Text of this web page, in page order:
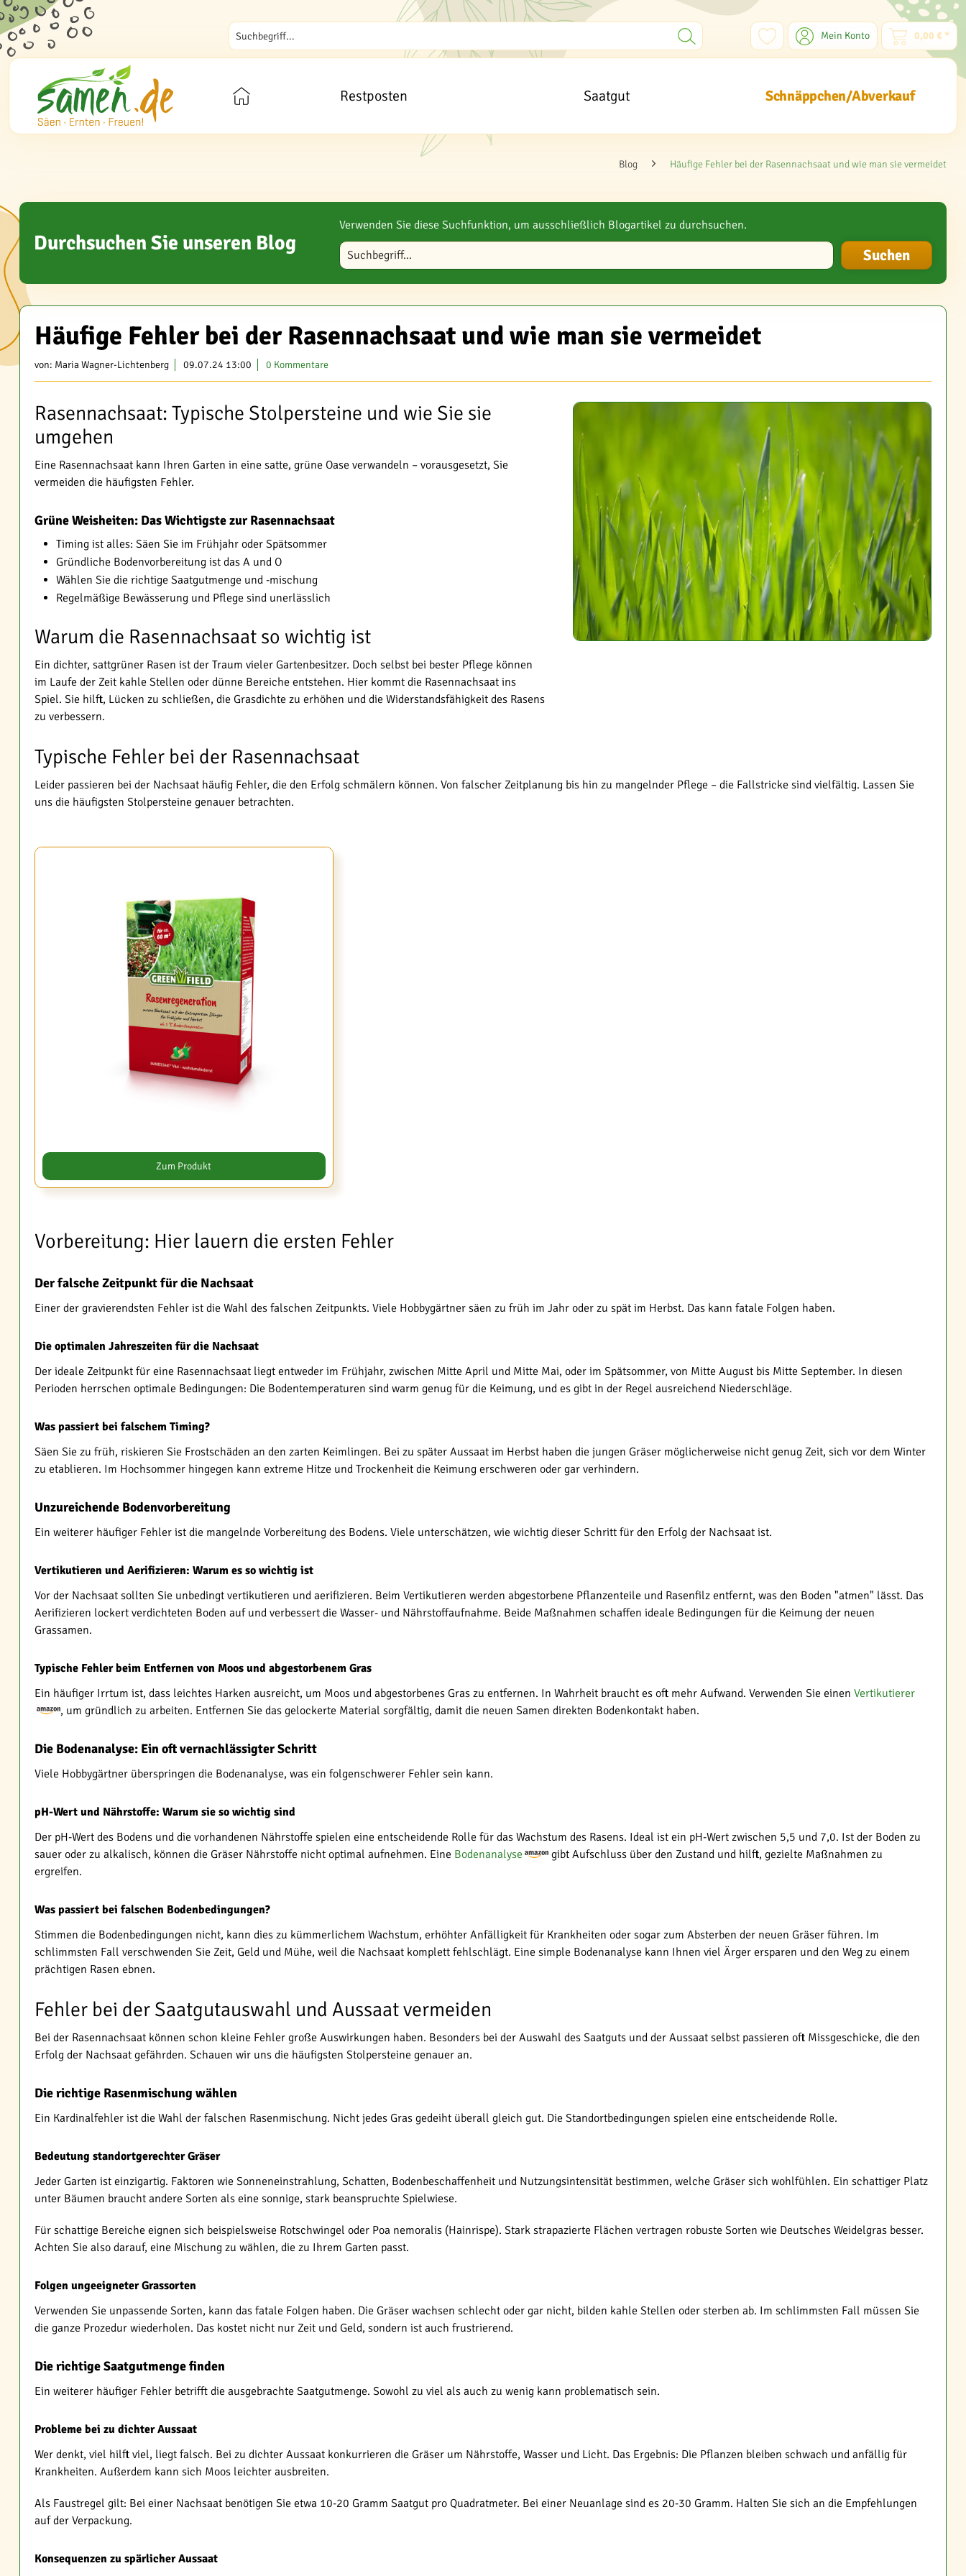
Mein Konto 0,00 € *
Restposten Saatgut Schnäppchen/Abverkauf
Blog Häufige Fehler bei der Rasennachsaat und wie man sie vermeidet
Durchsuchen Sie unseren Blog
Verwenden Sie diese Suchfunktion, um ausschließlich Blogartikel zu durchsuchen.
Blog durchsuchen
Häufige Fehler bei der Rasennachsaat und wie man sie vermeidet
von: Maria Wagner-Lichtenberg 09.07.24 13:00 0 Kommentare
Rasennachsaat: Typische Stolpersteine und wie Sie sie
umgehen
Eine Rasennachsaat kann Ihren Garten in eine satte, grüne Oase verwandeln – vorausgesetzt, Sie
vermeiden die häufigsten Fehler.
Grüne Weisheiten: Das Wichtigste zur Rasennachsaat
Timing ist alles: Säen Sie im Frühjahr oder Spätsommer
Gründliche Bodenvorbereitung ist das A und O
Wählen Sie die richtige Saatgutmenge und -mischung
Regelmäßige Bewässerung und Pflege sind unerlässlich
Warum die Rasennachsaat so wichtig ist
Ein dichter, sattgrüner Rasen ist der Traum vieler Gartenbesitzer. Doch selbst bei bester Pflege können
im Laufe der Zeit kahle Stellen oder dünne Bereiche entstehen. Hier kommt die Rasennachsaat ins
Spiel. Sie hilft, Lücken zu schließen, die Grasdichte zu erhöhen und die Widerstandsfähigkeit des Rasens
zu verbessern.
Typische Fehler bei der Rasennachsaat
Leider passieren bei der Nachsaat häufig Fehler, die den Erfolg schmälern können. Von falscher Zeitplanung bis hin zu mangelnder Pflege – die Fallstricke sind vielfältig. Lassen Sie
uns die häufigsten Stolpersteine genauer betrachten.
Zum Produkt
Vorbereitung: Hier lauern die ersten Fehler
Der falsche Zeitpunkt für die Nachsaat
Einer der gravierendsten Fehler ist die Wahl des falschen Zeitpunkts. Viele Hobbygärtner säen zu früh im Jahr oder zu spät im Herbst. Das kann fatale Folgen haben.
Die optimalen Jahreszeiten für die Nachsaat
Der ideale Zeitpunkt für eine Rasennachsaat liegt entweder im Frühjahr, zwischen Mitte April und Mitte Mai, oder im Spätsommer, von Mitte August bis Mitte September. In diesen
Perioden herrschen optimale Bedingungen: Die Bodentemperaturen sind warm genug für die Keimung, und es gibt in der Regel ausreichend Niederschläge.
Was passiert bei falschem Timing?
Säen Sie zu früh, riskieren Sie Frostschäden an den zarten Keimlingen. Bei zu später Aussaat im Herbst haben die jungen Gräser möglicherweise nicht genug Zeit, sich vor dem Winter
zu etablieren. Im Hochsommer hingegen kann extreme Hitze und Trockenheit die Keimung erschweren oder gar verhindern.
Unzureichende Bodenvorbereitung
Ein weiterer häufiger Fehler ist die mangelnde Vorbereitung des Bodens. Viele unterschätzen, wie wichtig dieser Schritt für den Erfolg der Nachsaat ist.
Vertikutieren und Aerifizieren: Warum es so wichtig ist
Vor der Nachsaat sollten Sie unbedingt vertikutieren und aerifizieren. Beim Vertikutieren werden abgestorbene Pflanzenteile und Rasenfilz entfernt, was den Boden "atmen" lässt. Das
Aerifizieren lockert verdichteten Boden auf und verbessert die Wasser- und Nährstoffaufnahme. Beide Maßnahmen schaffen ideale Bedingungen für die Keimung der neuen
Grassamen.
Typische Fehler beim Entfernen von Moos und abgestorbenem Gras
Ein häufiger Irrtum ist, dass leichtes Harken ausreicht, um Moos und abgestorbenes Gras zu entfernen. In Wahrheit braucht es oft mehr Aufwand. Verwenden Sie einen Vertikutierer
, um gründlich zu arbeiten. Entfernen Sie das gelockerte Material sorgfältig, damit die neuen Samen direkten Bodenkontakt haben.
Die Bodenanalyse: Ein oft vernachlässigter Schritt
Viele Hobbygärtner überspringen die Bodenanalyse, was ein folgenschwerer Fehler sein kann.
pH-Wert und Nährstoffe: Warum sie so wichtig sind
Der pH-Wert des Bodens und die vorhandenen Nährstoffe spielen eine entscheidende Rolle für das Wachstum des Rasens. Ideal ist ein pH-Wert zwischen 5,5 und 7,0. Ist der Boden zu
sauer oder zu alkalisch, können die Gräser Nährstoffe nicht optimal aufnehmen. Eine Bodenanalyse
gibt Aufschluss über den Zustand und hilft, gezielte Maßnahmen zu
ergreifen.
Was passiert bei falschen Bodenbedingungen?
Stimmen die Bodenbedingungen nicht, kann dies zu kümmerlichem Wachstum, erhöhter Anfälligkeit für Krankheiten oder sogar zum Absterben der neuen Gräser führen. Im
schlimmsten Fall verschwenden Sie Zeit, Geld und Mühe, weil die Nachsaat komplett fehlschlägt. Eine simple Bodenanalyse kann Ihnen viel Ärger ersparen und den Weg zu einem
prächtigen Rasen ebnen.
Fehler bei der Saatgutauswahl und Aussaat vermeiden
Bei der Rasennachsaat können schon kleine Fehler große Auswirkungen haben. Besonders bei der Auswahl des Saatguts und der Aussaat selbst passieren oft Missgeschicke, die den
Erfolg der Nachsaat gefährden. Schauen wir uns die häufigsten Stolpersteine genauer an.
Die richtige Rasenmischung wählen
Ein Kardinalfehler ist die Wahl der falschen Rasenmischung. Nicht jedes Gras gedeiht überall gleich gut. Die Standortbedingungen spielen eine entscheidende Rolle.
Bedeutung standortgerechter Gräser
Jeder Garten ist einzigartig. Faktoren wie Sonneneinstrahlung, Schatten, Bodenbeschaffenheit und Nutzungsintensität bestimmen, welche Gräser sich wohlfühlen. Ein schattiger Platz
unter Bäumen braucht andere Sorten als eine sonnige, stark beanspruchte Spielwiese.
Für schattige Bereiche eignen sich beispielsweise Rotschwingel oder Poa nemoralis (Hainrispe). Stark strapazierte Flächen vertragen robuste Sorten wie Deutsches Weidelgras besser.
Achten Sie also darauf, eine Mischung zu wählen, die zu Ihrem Garten passt.
Folgen ungeeigneter Grassorten
Verwenden Sie unpassende Sorten, kann das fatale Folgen haben. Die Gräser wachsen schlecht oder gar nicht, bilden kahle Stellen oder sterben ab. Im schlimmsten Fall müssen Sie
die ganze Prozedur wiederholen. Das kostet nicht nur Zeit und Geld, sondern ist auch frustrierend.
Die richtige Saatgutmenge finden
Ein weiterer häufiger Fehler betrifft die ausgebrachte Saatgutmenge. Sowohl zu viel als auch zu wenig kann problematisch sein.
Probleme bei zu dichter Aussaat
Wer denkt, viel hilft viel, liegt falsch. Bei zu dichter Aussaat konkurrieren die Gräser um Nährstoffe, Wasser und Licht. Das Ergebnis: Die Pflanzen bleiben schwach und anfällig für
Krankheiten. Außerdem kann sich Moos leichter ausbreiten.
Als Faustregel gilt: Bei einer Nachsaat benötigen Sie etwa 10-20 Gramm Saatgut pro Quadratmeter. Bei einer Neuanlage sind es 20-30 Gramm. Halten Sie sich an die Empfehlungen
auf der Verpackung.
Konsequenzen zu spärlicher Aussaat